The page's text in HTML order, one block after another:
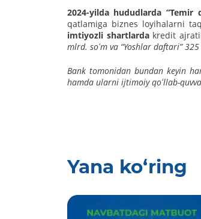
2024-yilda hududlarda “Temir
qatlamiga biznes loyihalarni
imtiyozli shartlarda kredit
mlrd. soʻm va “Yoshlar daftari”
Bank tomonidan bundan keyin
hamda ularni ijtimoiy qoʻllab-
Yana ko‘ring